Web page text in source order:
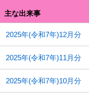
主な出来事
2025年(令和7年)12月分
2025年(令和7年)11月分
2025年(令和7年)10月分